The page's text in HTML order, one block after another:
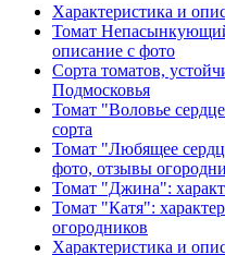
Характеристика и
Томат
описание с фото
Сорта томатов,
Подмосковья
Томат "Воловье
сорта
Томат "Любящее
фото, отзывы
Томат "Джина":
Томат "Катя":
огородников
Характеристика и